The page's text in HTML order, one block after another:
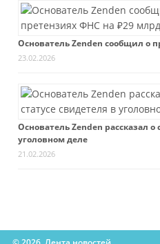
Основатель Zenden сообщил о
23.02.2026
Основатель Zenden рассказал о
уголовном деле
21.02.2026